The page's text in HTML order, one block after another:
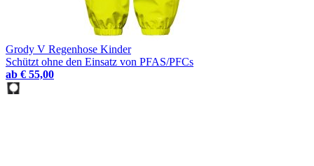
Grody V Regenhose Kinder
Schützt ohne den Einsatz von PFAS/PFCs
ab € 55,00